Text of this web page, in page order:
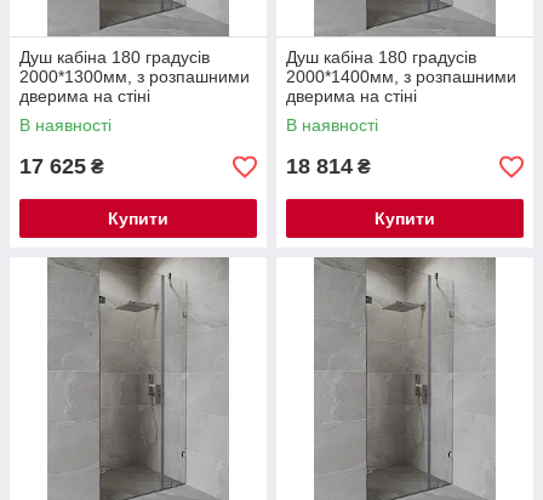
Душ кабіна 180 градусів
2000*1300мм, з розпашними
дверима на стіні
В наявності
17 625 ₴
Купити
Душ кабіна 180 градусів
2000*1400мм, з розпашними
дверима на стіні
В наявності
18 814 ₴
Купити